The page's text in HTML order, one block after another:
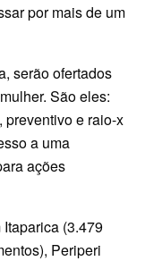
por mais de um
serão ofertados
São eles:
e raio-x
a uma
ações
(3.479
Periperi